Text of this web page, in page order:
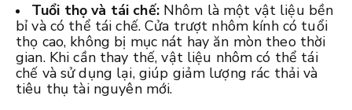
Tuổi thọ và tái chế:Nhôm là một vật liệu bền
bỉ và có thể tái chế. Cửa trượt nhôm kính có tuổi
thọ cao, không bị mục nát hay ăn mòn theo thời
gian. Khi cần thay thế, vật liệu nhôm có thể tái
chế và sử dụng lại, giúp giảm lượng rác thải và
tiêu thụ tài nguyên mới.